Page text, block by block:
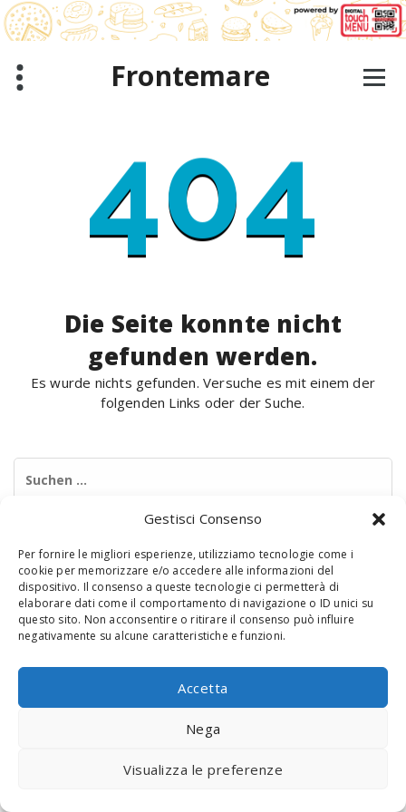
Gestisci Consenso
Per fornire le migliori esperienze, utilizziamo tecnologie come i
cookie per memorizzare e/o accedere alle informazioni del
dispositivo. Il consenso a queste tecnologie ci permetterà di
elaborare dati come il comportamento di navigazione o ID unici su
questo sito. Non acconsentire o ritirare il consenso può influire
negativamente su alcune caratteristiche e funzioni.
Accetta
Nega
Visualizza le preferenze
Zum
Inhalt
springen
Frontemare
404
Die Seite konnte nicht
gefunden werden.
Es wurde nichts gefunden. Versuche es mit einem der
folgenden Links oder der Suche.
© 2020 Digital Touch Menu. Menu realizzato da